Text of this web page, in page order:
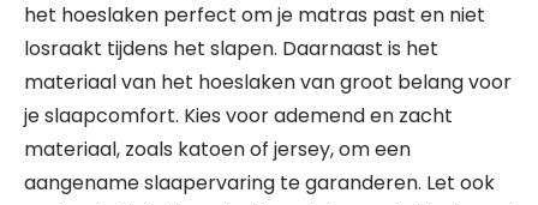
het hoeslaken perfect om je matras past en niet
losraakt tijdens het slapen. Daarnaast is het
materiaal van het hoeslaken van groot belang voor
je slaapcomfort. Kies voor ademend en zacht
materiaal, zoals katoen of jersey, om een
aangename slaapervaring te garanderen. Let ook